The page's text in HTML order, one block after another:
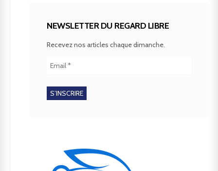
NEWSLETTER DU REGARD LIBRE
Recevez nos articles chaque dimanche.